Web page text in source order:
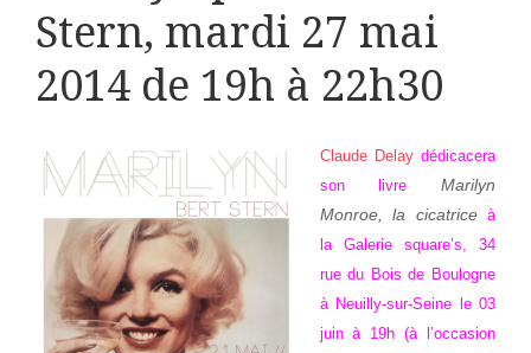
Stern, mardi 27 mai
2014 de 19h à 22h30
Claude Delaydédicacera
son livre Marilyn
Monroe, la cicatriceà
la Galerie square’s, 34
rue du Bois de Boulogne
à Neuilly-sur-Seine le 03
juin à 19h (à l’occasion